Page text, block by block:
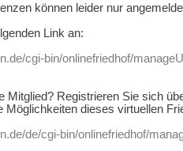
können leider nur
Link an:
cgi-bin/onlinefriedhof/
Mitglied? Registrieren Sie sich
Möglichkeiten dieses virtuellen
de/cgi-bin/onlinefriedhof/